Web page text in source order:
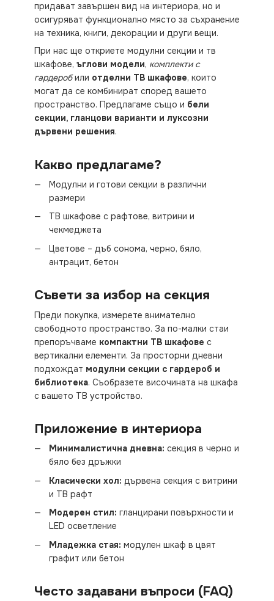
придават завършен вид на интериора, но и
осигуряват функционално място за съхранение
на техника, книги, декорации и други вещи.
При нас ще откриете модулни секции и тв
шкафове, ъглови модели, комплекти с
гардеробили отделни ТВ шкафове, които
могат да се комбинират според вашето
пространство. Предлагаме също и бели
секции, гланцови варианти и луксозни
дървени решения.
Какво предлагаме?
Модулни и готови секции в различни
размери
ТВ шкафове с рафтове, витрини и
чекмеджета
Цветове – дъб сонома, черно, бяло,
антрацит, бетон
Съвети за избор на секция
Преди покупка, измерете внимателно
свободното пространство. За по-малки стаи
препоръчваме компактни ТВ шкафове с
вертикални елементи. За просторни дневни
подхождат модулни секции с гардероб и
библиотека. Съобразете височината на шкафа
с вашето ТВ устройство.
Приложение в интериора
Минималистична дневна: секция в черно и
бяло без дръжки
Класически хол: дървена секция с витрини
и ТВ рафт
Модерен стил: гланцирани повърхности и
LED осветление
Младежка стая: модулен шкаф в цвят
графит или бетон
Често задавани въпроси (FAQ)